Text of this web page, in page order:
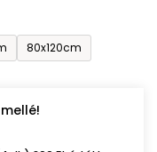
80x120cm